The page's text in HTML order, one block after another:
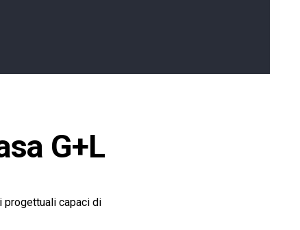
G+L
progettuali capaci di